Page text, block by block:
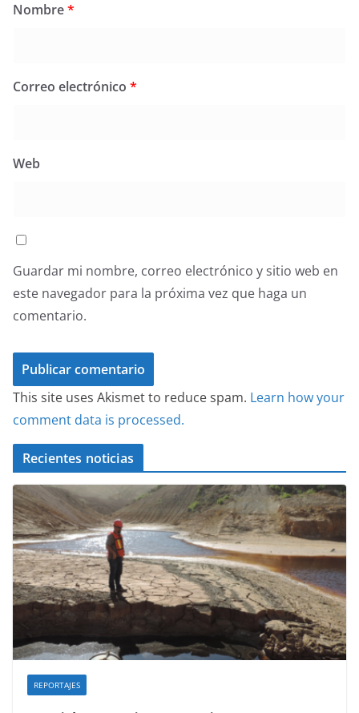
Nombre*
Correo electrónico *
Web
Guardar mi nombre, correo electrónico y sitio web en
este navegador para la próxima vez que haga un
comentario.
This site uses Akismet to reduce spam. Learn how your
comment data is processed.
Recientes noticias
REPORTAJES